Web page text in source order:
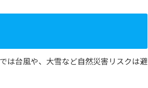
は台風や、大雪など自然災害リスクは避